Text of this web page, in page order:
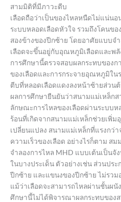
สามมิติที่มีภาวะตีบ
เลือดถือว่าเป็นของไหลหนืดไม่แน่น
ระบบหลอดเลือดหัวใจ รวมถึงโคนข
สองข้างของปีกซ้าย โดยอาศัยแบบจ
เลือดจะขึ้นอยู่กับอุณหภูมิเลือดและพลั
การศึกษานี้ตรวจสอบผลกระทบของ
ของเลือดและการกระจายอุณหภูมิใน
ตีบที่หลอดเลือดแดงลงหน้าซ้ายส่วน
ผลการศึกษายืนยันว่าสนามแม่เหล็ก
ลักษณะการไหลของเลือดผ่านระบบ
ร้อนที่เกิดจากสนามแม่เหล็กช่วยเพิ่
เปลี่ยนแปลง สนามแม่เหล็กที่แรงกว่
ความเร็วของเลือด อย่างไรก็ตาม ส
จำลองการไหล MHD แบบเต้นเป็นจั
ในบางประเด็น ตัวอย่างเช่น ส่วนปร
ปีกซ้าย และแขนงของปีกซ้าย ไม่รว
แม้ว่าเลือดจะสามารถไหลผ่านชั้นผ
ศึกษานี้ไม่ได้พิจารณาผลกระทบของ